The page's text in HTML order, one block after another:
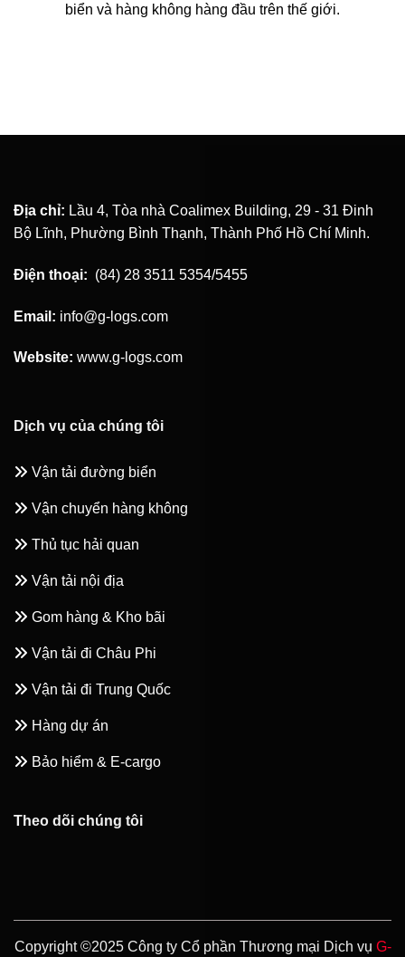
biển và hàng không hàng đầu trên thế giới.
Địa chỉ: Lầu 4, Tòa nhà Coalimex Building, 29 - 31 Đinh
Bộ Lĩnh, Phường Bình Thạnh, Thành Phố Hồ Chí Minh.
Điện thoại: (84) 28 3511 5354/5455
Email: info@g-logs.com
Website: www.g-logs.com
Dịch vụ của chúng tôi
Vận tải đường biển
Vận chuyển hàng không
Thủ tục hải quan
Vận tải nội địa
Gom hàng & Kho bãi
Vận tải đi Châu Phi
Vận tải đi Trung Quốc
Hàng dự án
Bảo hiểm & E-cargo
Theo dõi chúng tôi
Copyright ©2025 Công ty Cổ phần Thương mại Dịch vụ G-